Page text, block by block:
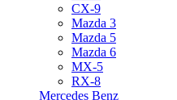
CX-9
Mazda 3
Mazda 5
Mazda 6
MX-5
RX-8
Mercedes Benz